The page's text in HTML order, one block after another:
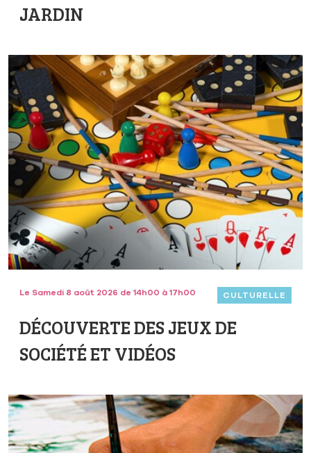
JARDIN
Le Samedi 8 août 2026 de 14h00 à 17h00 CULTURELLE
DÉCOUVERTE DES JEUX DE
SOCIÉTÉ ET VIDÉOS